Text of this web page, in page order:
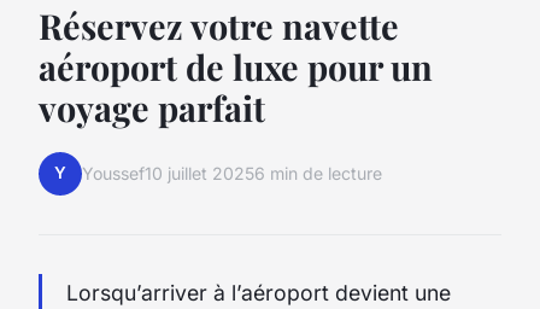
Réservez votre navette
aéroport de luxe pour un
voyage parfait
Y Youssef10 juillet 20256 min de lecture
Lorsqu’arriver à l’aéroport devient une